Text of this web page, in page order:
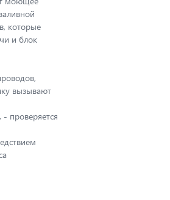
но никто не хотел браться за
ремонт нашей посудомоечной
машины. Говорили, мол, слишком
сложно – легче купить новую. Но
приехал, осчастливил нас – мол,
починить можно, но нужно
минут, конечно, поскольку там
качественно. Машина работает
которые
и блок
вызывают
проверяется